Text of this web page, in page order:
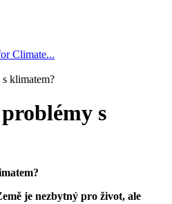
Climate...
klimatem?
s
je nezbytný pro život, ale